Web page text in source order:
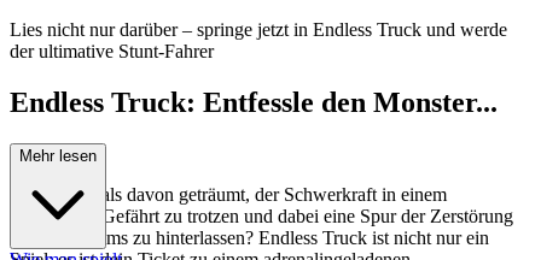
Lies nicht nur darüber – springe jetzt in Endless Truck und werde
der ultimative Stunt-Fahrer
Endless Truck: Entfessle den Monster...
in dir!
Hast du jemals davon geträumt, der Schwerkraft in einem
monströsen Gefährt zu trotzen und dabei eine Spur der Zerstörung
und des Ruhms zu hinterlassen? Endless Truck ist nicht nur ein
Mehr lesen